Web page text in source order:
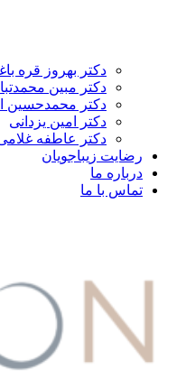
دکتر بهروز قره
دکتر مبین
دکتر محمدحسین
دکتر امین یزدانی
دکتر عاطفه
رضایت زیباجویان
درباره ما
تماس با ما